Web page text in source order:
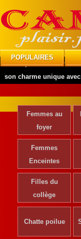
POPULAIRES
CAMplaisir»Actrices
son charme unique
Femmes au
foyer
Femmes
Enceintes
Filles du
collège
Chatte poilue